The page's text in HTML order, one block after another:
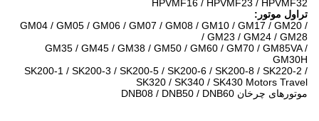
HPVMF16 / HPVMF23 / HPVMF32
تراول موتور:
GM04 / GM05 / GM06 / GM07 / GM08 / GM10 / GM17 / GM20 /
GM23 / GM24 / GM28 /
GM35 / GM45 / GM38 / GM50 / GM60 / GM70 / GM85VA /
GM30H
SK200-1 / SK200-3 / SK200-5 / SK200-6 / SK200-8 / SK220-2 /
SK320 / SK340 / SK430 Motors Travel
موتورهای چرخان DNB08 / DNB50 / DNB60